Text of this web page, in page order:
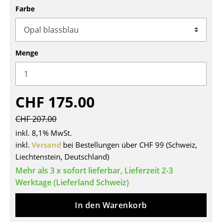
Schaukelstühle
Bürodrehstühle
Bürosessel
Einzelteile
... alle Sitzmöbel
Tische
Esstische
Beistelltische
Couchtische
Farbe
Menge
CHF 175.00
CHF 207.00
inkl. 8,1% MwSt.
inkl. Versand bei Bestellungen über CHF 99 (Schweiz,
Liechtenstein, Deutschland)
Mehr als 3 x sofort lieferbar, Lieferzeit 2-3
Werktage (Lieferland Schweiz)
In den Warenkorb